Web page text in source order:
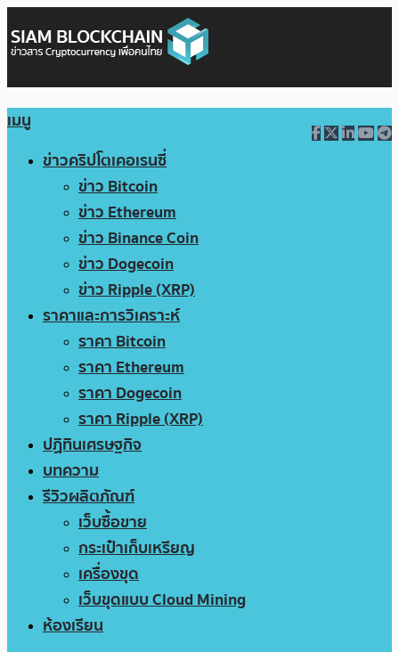
เมนู
ข่าวคริปโตเคอเรนซี่
ข่าว Bitcoin
ข่าว Ethereum
ข่าว Binance Coin
ข่าว Dogecoin
ข่าว Ripple (XRP)
ราคาและการวิเคราะห์
ราคา Bitcoin
ราคา Ethereum
ราคา Dogecoin
ราคา Ripple (XRP)
ปฏิทินเศรษฐกิจ
บทความ
รีวิวผลิตภัณฑ์
เว็บซื้อขาย
กระเป๋าเก็บเหรียญ
เครื่องขุด
เว็บขุดแบบ Cloud Mining
ห้องเรียน